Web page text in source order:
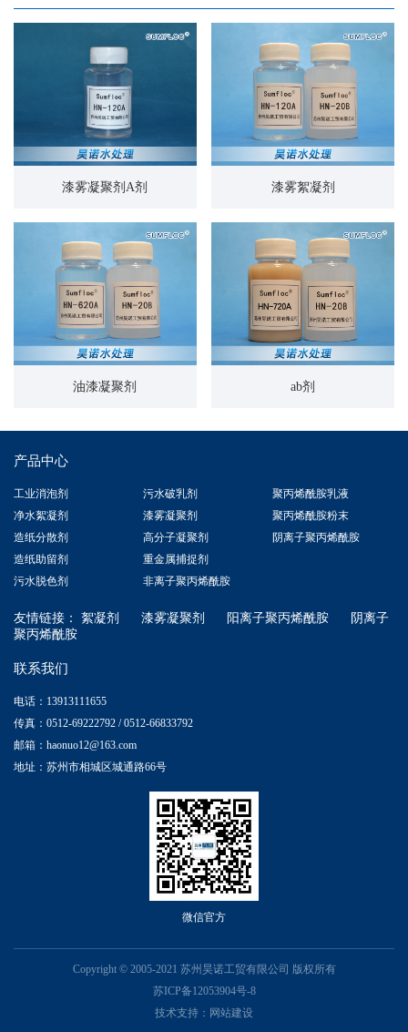
漆雾凝聚剂A剂 漆雾絮凝剂
油漆凝聚剂 ab剂
产品中心
工业消泡剂
净水絮凝剂
造纸分散剂
造纸助留剂
污水脱色剂
污水破乳剂
漆雾凝聚剂
高分子凝聚剂
重金属捕捉剂
非离子聚丙烯酰胺
聚丙烯酰胺乳液
聚丙烯酰胺粉末
阴离子聚丙烯酰胺
友情链接： 絮凝剂 漆雾凝聚剂 阳离子聚丙烯酰胺
阴离子
聚丙烯酰胺
联系我们
电话：13913111655
传真：0512-69222792 / 0512-66833792
邮箱：haonuo12@163.com
地址：苏州市相城区城通路66号
微信官方
Copyright © 2005-2021 苏州昊诺工贸有限公司 版权所有
苏ICP备12053904号-8
技术支持： 网站建设